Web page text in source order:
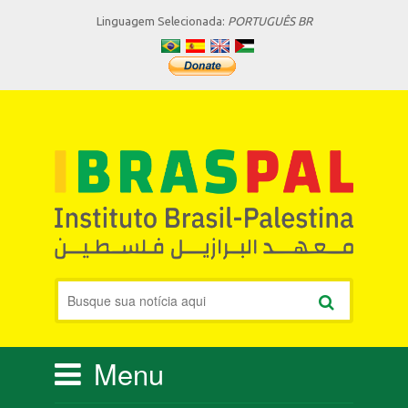
Linguagem Selecionada: PORTUGUÊS BR
Menu